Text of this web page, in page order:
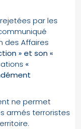
par les
des Affaires
» et son «
«
ne permet
armés terroristes